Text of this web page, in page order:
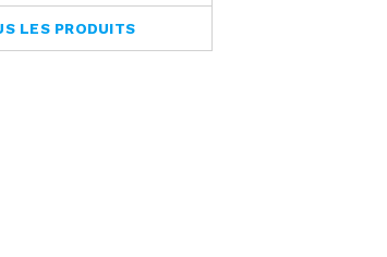
LES PRODUITS